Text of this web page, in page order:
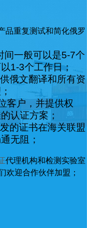
重复测试和简化俄罗
间一般可以是5-7个
1-3个工作日；
俄文翻译和所有资
户，并提供权
认证方案；
的证书在海关联盟
无阻；
代理机构和检测实验室
欢迎合作伙伴加盟；